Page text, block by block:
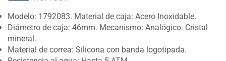
Modelo: 1792083. Material de caja: Acero Inoxidable.
Diámetro de caja: 46mm. Mecanismo: Analógico. Cristal
mineral.
Material de correa: Silicona con banda logotipada.